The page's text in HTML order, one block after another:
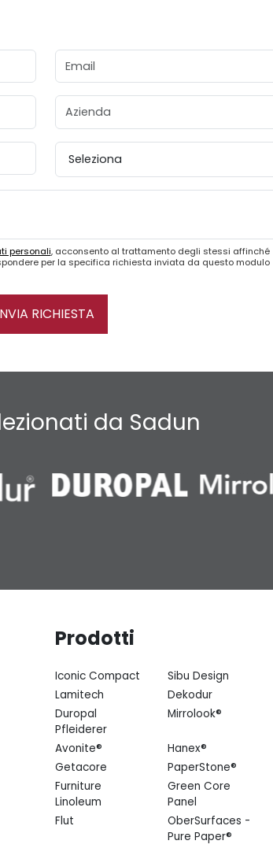
Email
Azienda
Provincia
personali, acconsento al trattamento degli stessi affinché
per la specifica richiesta inviata da questo modulo
RICHIESTA
da Sadun
Prodotti
Iconic Compact
Sibu Design
Lamitech
Dekodur
Duropal
Pfleiderer
Mirrolook®
Avonite®
Hanex®
Getacore
PaperStone®
Furniture
Linoleum
Green Core
Panel
Flut
OberSurfaces -
Pure Paper®